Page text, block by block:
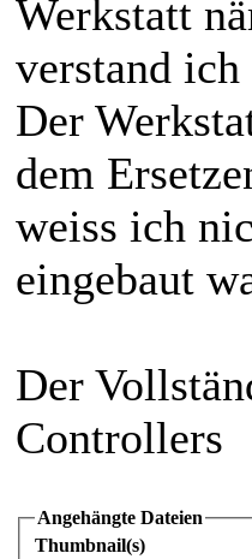
Werkstatt
verstand
Der
dem
weiss ich
eingebaut
Der
Controllers
Angehängte Dateien
Thumbnail(s)